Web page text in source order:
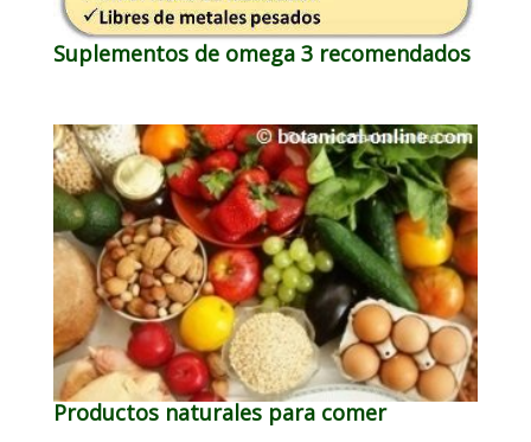
Suplementos de omega 3 recomendados
Productos naturales para comer